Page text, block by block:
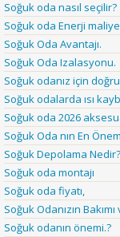
Soğuk oda nasıl seçilir?
Soğuk oda Enerji
Soğuk Oda Avantajı.
Soğuk Oda Izalasyonu.
Soğuk odanız için
Soğuk odalarda ısı
Soğuk oda 2026
Soğuk Oda nın En
Soğuk Depolama Nedir?
Soğuk oda montajı
Soğuk oda fiyatı,
Soğuk Odanızın
Soğuk odanın önemi.?